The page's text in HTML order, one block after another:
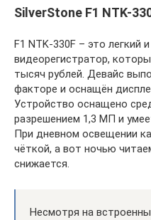
SilverStone F1 NTK-
F1 NTK-330F – это легкий
видеорегистратор,
тысяч рублей. Девайс
факторе и оснащён
Устройство оснащено
разрешением 1,3 МП и
При дневном освещении
чёткой, а вот ночью
снижается.
Несмотря на